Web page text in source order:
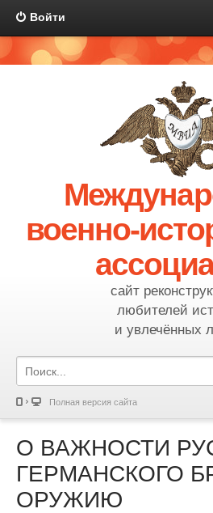
Войти
военно-
сайт
любителей
и увлечённых
Полная версия сайта
О ВАЖНОСТИ
ГЕРМАНСКОГО
ОРУЖИЮ